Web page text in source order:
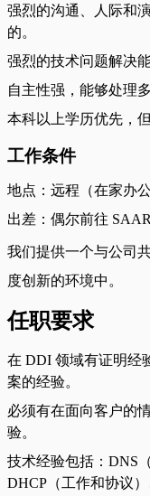
强烈的沟通、人际和
的。
强烈的技术问题解决
自主性强，能够处理
本科以上学历优先，但
工作条件
地点：远程（在家办公
出差：偶尔前往
我们提供一个与公司
度创新的环境中。
任职要求
在 DDI 领域有证明经
案的经验。
必须有在面向客户的
验。
技术经验包括：DNS
DHCP（工作和协议）